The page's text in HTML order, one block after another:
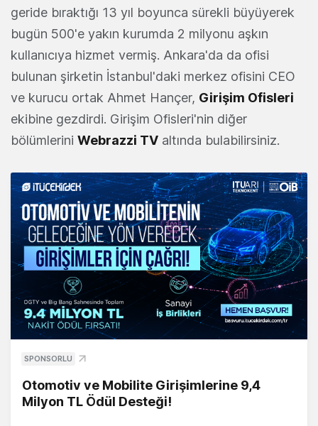
geride bıraktığı 13 yıl boyunca sürekli büyüyerek
bugün 500'e yakın kurumda 2 milyonu aşkın
kullanıcıya hizmet vermiş. Ankara'da da ofisi
bulunan şirketin İstanbul'daki merkez ofisini CEO
ve kurucu ortak Ahmet Hançer, Girişim Ofisleri
ekibine gezdirdi. Girişim Ofisleri'nin diğer
bölümlerini Webrazzi TV altında bulabilirsiniz.
SPONSORLU
Otomotiv ve Mobilite Girişimlerine 9,4
Milyon TL Ödül Desteği!